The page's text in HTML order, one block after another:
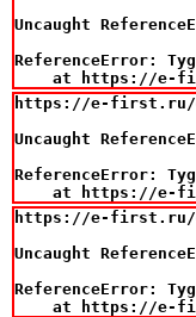
Uncaught
ReferenceError:
at https://e-
https://e-first.ru/
Uncaught
ReferenceError:
at https://e-
https://e-first.ru/
Uncaught
ReferenceError:
at https://e-